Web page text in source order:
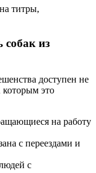
титры,
собак из
доступен не
которым это
на работу
с переездами и
с